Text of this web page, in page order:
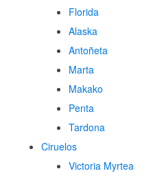
Florida
Alaska
Antoñeta
Marta
Makako
Penta
Tardona
Ciruelos
Victoria Myrtea